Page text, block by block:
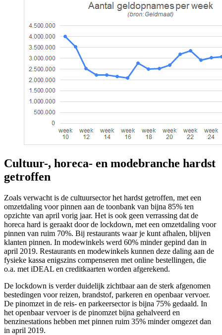
Cultuur-, horeca- en modebranche hardst
getroffen
Zoals verwacht is de cultuursector het hardst getroffen, met een
omzetdaling voor pinnen aan de toonbank van bijna 85% ten
opzichte van april vorig jaar. Het is ook geen verrassing dat de
horeca hard is geraakt door de lockdown, met een omzetdaling voor
pinnen van ruim 70%. Bij restaurants waar je kunt afhalen, blijven
klanten pinnen. In modewinkels werd 60% minder gepind dan in
april 2019. Restaurants en modewinkels kunnen deze daling aan de
fysieke kassa enigszins compenseren met online bestellingen, die
o.a. met iDEAL en creditkaarten worden afgerekend.
De lockdown is verder duidelijk zichtbaar aan de sterk afgenomen
bestedingen voor reizen, brandstof, parkeren en openbaar vervoer.
De pinomzet in de reis- en parkeersector is bijna 75% gedaald. In
het openbaar vervoer is de pinomzet bijna gehalveerd en
benzinestations hebben met pinnen ruim 35% minder omgezet dan
in april 2019.